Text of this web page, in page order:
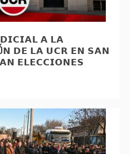
𝗔 𝗟𝗔
𝗗𝗘 𝗟𝗔 𝗨𝗖𝗥 𝗘𝗡 𝗦𝗔𝗡
𝗘𝗟𝗘𝗖𝗖𝗜𝗢𝗡𝗘𝗦